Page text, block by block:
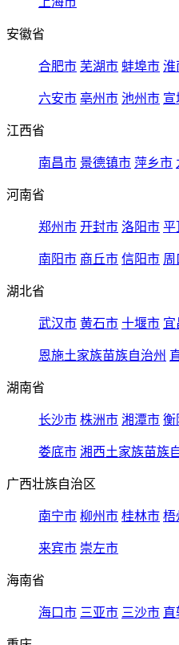
安徽省
合肥市 芜湖市 蚌埠市 淮
六安市 亳州市 池州市 宣
江西省
南昌市 景德镇市 萍乡市
河南省
郑州市 开封市 洛阳市 平
南阳市 商丘市 信阳市 周
湖北省
武汉市 黄石市 十堰市 宜
恩施土家族苗族自治州
湖南省
长沙市 株洲市 湘潭市 衡
娄底市 湘西土家族苗族
广西壮族自治区
南宁市 柳州市 桂林市 梧
来宾市 崇左市
海南省
海口市 三亚市 三沙市 直